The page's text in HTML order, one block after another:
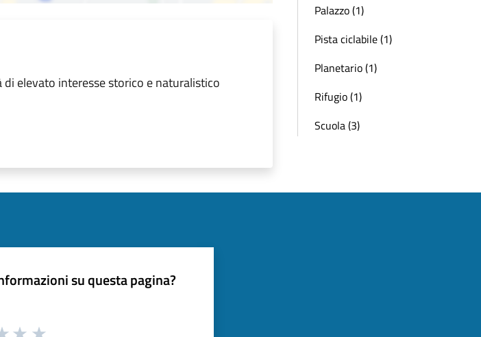
di elevato interesse storico e naturalistico
Palazzo (1)
Pista ciclabile (1)
Planetario (1)
Rifugio (1)
Scuola (3)
su questa pagina?